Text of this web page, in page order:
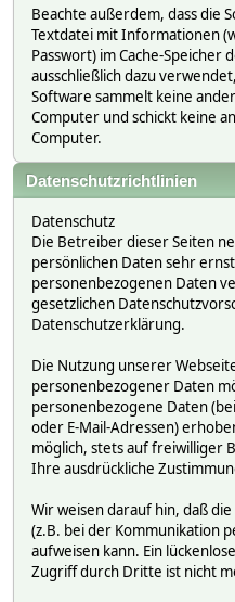
Beachte außerdem, dass die
Textdatei mit Informationen
Passwort) im Cache-Speicher
ausschließlich dazu
Software sammelt keine
Computer und schickt keine
Computer.
Datenschutzrichtlinien
Datenschutz
Die Betreiber dieser Seiten
persönlichen Daten sehr
personenbezogenen Daten
gesetzlichen
Datenschutzerklärung.
Die Nutzung unserer
personenbezogener Daten
personenbezogene Daten
oder E-Mail-Adressen)
möglich, stets auf freiwilliger
Ihre ausdrückliche
Wir weisen darauf hin, daß
(z.B. bei der Kommunikation
aufweisen kann. Ein
Zugriff durch Dritte ist nicht